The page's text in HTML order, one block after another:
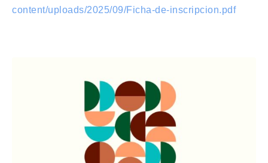
content/uploads/2025/09/Ficha-de-inscripcion.pdf